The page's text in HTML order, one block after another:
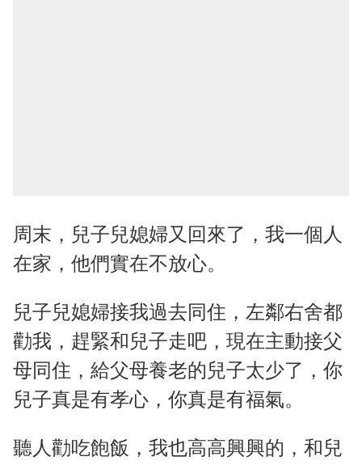
周末，兒子兒媳婦又回來了，我一個人
在家，他們實在不放心。
兒子兒媳婦接我過去同住，左鄰右舍都
勸我，趕緊和兒子走吧，現在主動接父
母同住，給父母養老的兒子太少了，你
兒子真是有孝心，你真是有福氣。
聽人勸吃飽飯，我也高高興興的，和兒